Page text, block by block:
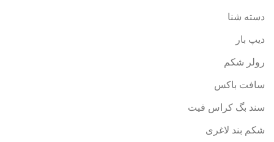
دسته شنا
دیپ بار
رولر شکم
سافت باکس
سند بگ کراس فیت
شکم بند لاغری